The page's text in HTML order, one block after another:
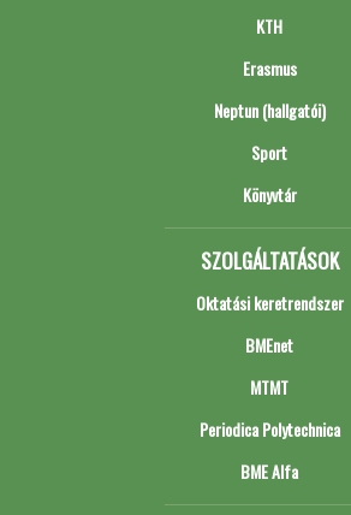
KTH
Erasmus
Neptun (hallgatói)
Sport
Könyvtár
SZOLGÁLTATÁSOK
Oktatási keretrendszer
BMEnet
MTMT
Periodica Polytechnica
BME Alfa